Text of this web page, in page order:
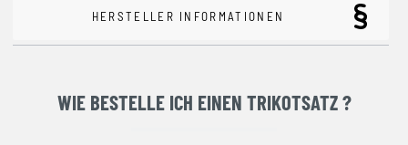
HERSTELLER INFORMATIONEN
WIE BESTELLE ICH EINEN TRIKOTSATZ ?